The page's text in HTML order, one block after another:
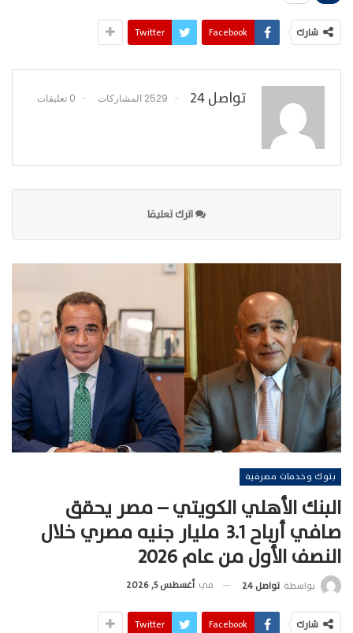
شارك Facebook
Twitter
تواصل 24 2529 المشاركات 0 تعليقات
اترك تعليقا
بنوك وخدمات مصرفية
البنك الأهلي الكويتي – مصر يحقق
صافي أرباح 3.1 مليار جنيه مصري خلال
النصف الأول من عام 2026
بواسطة تواصل 24 في أغسطس 5, 2026
شارك Facebook
Twitter